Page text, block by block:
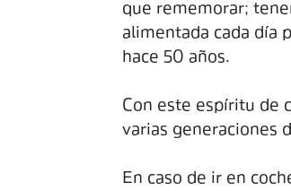
que rememorar;
alimentada cada día
hace 50 años.
Con este espíritu de
varias generaciones
En caso de ir en